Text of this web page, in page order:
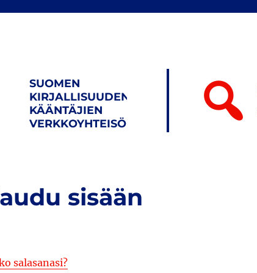
SUOMEN
KIRJALLISUUDEN
KÄÄNTÄJIEN
VERKKOYHTEISÖ
sisään
salasanasi?